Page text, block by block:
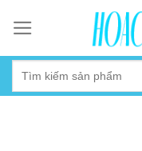
content